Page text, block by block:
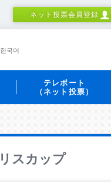
ネット投票会員登録
한국어
テレボート
（ネット投票）
スカップ